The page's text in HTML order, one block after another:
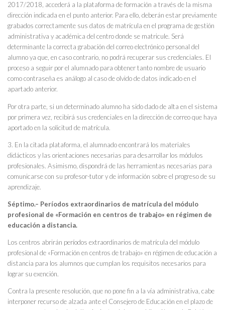
2017/2018, accederá a la plataforma de formación a través de la misma
dirección indicada en el punto anterior. Para ello, deberán estar previamente
grabados correctamente sus datos de matrícula en el programa de gestión
administrativa y académica del centro donde se matricule. Será
determinante la correcta grabación del correo electrónico personal del
alumno ya que, en caso contrario, no podrá recuperar sus credenciales. El
proceso a seguir por el alumnado para obtener tanto nombre de usuario
como contraseña es análogo al caso de olvido de datos indicado en el
apartado anterior.
Por otra parte, si un determinado alumno ha sido dado de alta en el sistema
por primera vez, recibirá sus credenciales en la dirección de correo que haya
aportado en la solicitud de matrícula.
3. En la citada plataforma, el alumnado encontrará los materiales
didácticos y las orientaciones necesarias para desarrollar los módulos
profesionales. Asimismo, dispondrá de las herramientas necesarias para
comunicarse con su profesor-tutor y de información sobre el progreso de su
aprendizaje.
Séptimo.– Períodos extraordinarios de matrícula del módulo
profesional de «Formación en centros de trabajo» en régimen de
educación a distancia.
Los centros abrirán períodos extraordinarios de matrícula del módulo
profesional de «Formación en centros de trabajo» en régimen de educación a
distancia para los alumnos que cumplan los requisitos necesarios para
lograr su exención.
Contra la presente resolución, que no pone fin a la vía administrativa, cabe
interponer recurso de alzada ante el Consejero de Educación en el plazo de